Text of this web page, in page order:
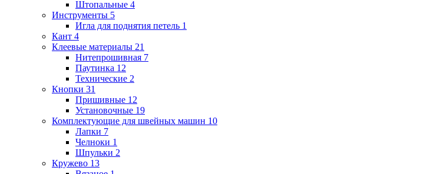
Штопальные 4
Инструменты 5
Игла для поднятия петель 1
Кант 4
Клеевые материалы 21
Нитепрошивная 7
Паутинка 12
Технические 2
Кнопки 31
Пришивные 12
Установочные 19
Комплектующие для швейных машин 10
Лапки 7
Челноки 1
Шпульки 2
Кружево 13